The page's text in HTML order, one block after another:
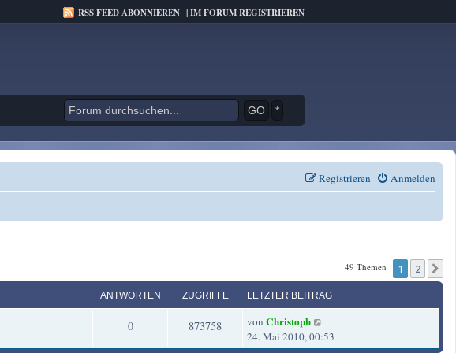
RSS FEED ABONNIEREN |IM FORUM REGISTRIEREN
*
Anmelden
Registrieren
49 Themen 1 2
ANTWORTEN ZUGRIFFE LETZTER BEITRAG
0A
n
873758Z
u
L
e
t
von Christoph
24. Mai 2010, 00:53